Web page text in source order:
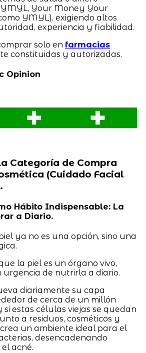
YMYL, Your Money Your
YMYL), exigiendo altos
experiencia y fiabilidad.
solo en farmacias
constituidas y autorizadas.
Opinion
Categoría de Compra
(Cuidado Facial
Hábito Indispensable: La
a Diario.
ya no es una opción, sino una
la piel es un órgano vivo,
urgencia de nutrirla a diario.
diariamente su capa
de cerca de un millón
estas células viejas se quedan
a residuos, cosméticos y
un ambiente ideal para el
desencadenando
acné.